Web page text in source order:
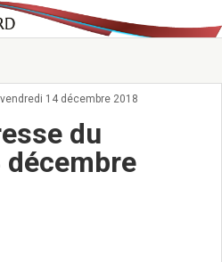
14 décembre 2018
du